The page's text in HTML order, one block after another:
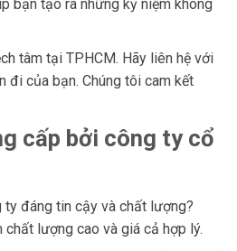
bạn tạo ra những kỷ niệm không
tâm tại TPHCM. Hãy liên hệ với
đi của bạn. Chúng tôi cam kết
cấp bởi công ty cổ
đáng tin cậy và chất lượng?
lượng cao và giá cả hợp lý.